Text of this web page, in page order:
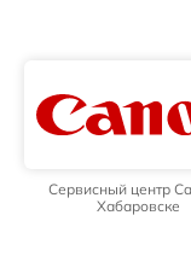
Сервисный центр
Хабаровске